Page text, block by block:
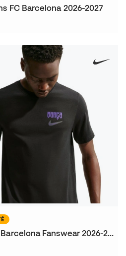
FC Barcelona 2026-2027
T-Shirt Fc Barcelona Fanswear 2026-2027